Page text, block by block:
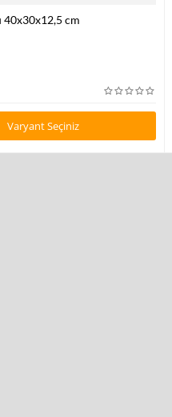
40x30x12,5 cm
Varyant Seçiniz